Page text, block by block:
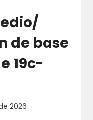
de base
19c-
2026